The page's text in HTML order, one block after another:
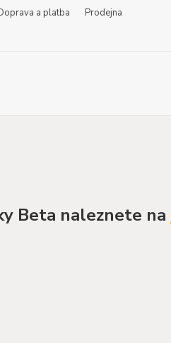
a platba
Prodejna
Beta naleznete na